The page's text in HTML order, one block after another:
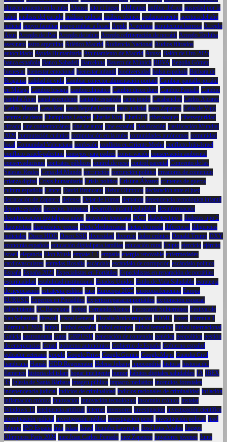
almacenamiento en la nube Alonso alto el fuego Alzheimer anfibio ibérico ansiedad por la
salud análisis del partido análisis judicial análisis técnico apalancamiento apertura del año
judicial apoyo familiar apoyo militar a Israel Apple Argentina arquitectura barroca Arreglo
Asus Arreglo de iPad Arreglo de tablet Arreglo refrigeración de portátil Arreglo Toshiba
asesinato astro argentino Atlético Madrid Audiencia Nacional Audios filtrados
autocuidado Ayuda Humanitaria Ayuntamiento de Madrid Ayuso Balón de Oro 2025
banca española Banco Sabadell Barcelona Bayern de Múnich BBVA Begoña Gómez
bienestar bienestar emocional bienestar infantil biodiversidad bolsa española Bárbara de
Braganza calidad de vida Cambiar conector alimentación portatil Cambiar pantalla portátil
en Málaga Cambio bisagra cambio climático Cambio disco duro Cambio Pantalla Cambio
pantalla Asus canal ascendente cantante española cante jondo Carabanchel Carlos Alcaraz
Carlos Mazón Casa Real caso Begoña Gómez caso judicial caso Zapatero Celta de Vigo
centros de datos Champions League Charlie Kirk ChatGPT ciberataques ciberseguridad
cifrado cine contemporáneo cine de autor cine español clasificación clasificación Mundial
2026 computación cuántica computación en la nube comunidades autónomas comunidad
local Comunidad Valenciana confesión conflicto en Oriente Medio conflicto Irán-Israel
conflicto israelí-palestino consejos para padres conservación conservación ambiental
conservadurismo contratos públicos control de peso control parental Convento de las
Salesas Reales Copa del Mundo corrupción corrupción política creadores de contenido
crianza digital Crisis humanitaria Crisis política Cristina Álvarez crímenes de guerra
cultura española Cáncer David Broncano Debut Olímpico declaración ante el juez
declaración de Zapatero defensa Dejar de Fumar demanda dependencia tecnológica infantil
deporte español derechos humanos desarrollo infantil saludable desinformación
desintoxicación digital para niños detección temprana DGT diabetes tipo 1 diabetes tipo 2
diagnóstico diagnóstico precoz Dieta Mediterránea dietas de moda diferencial diligencias
judiciales Disco HDD Disco SSD diversidad divorcio dolor crónico Donald Trump DXY
economía española educación digital para familias educación rural Egipto ejercicio ejército
israelí elegancia Elon Musk empate 1-1 empatía energía renovable enfermedades
cardiovasculares entradas Rosalía escándalo escándalo de corrupción escándalo político
España España 2025 Especialistas en Portátiles Especialistas en reparación de portátiles
espiritualidad estabilidad institucional Estados Unidos Estilo de Vida Saludable estrategia
de negociación estrategia política euro Eurocopa 2025 eurocopa femenina Europa
EURUSD Expertos en Portátliles Expertosreparacionportátiles exploración espacial
fallecimiento FC Barcelona Feijóo Fernando Alonso Ferrocarril Subterráneo Festival de
San Sebastián firewall Fiscal General Fiscalía Anticorrupción FOMC Forex Fórmula 1
Fórmula 1 2025 fútbol Fútbol español fútbol europeo fútbol femenino fútbol internacional
Galicia gastronomía Gaza GBPUSD generación de contenido genética geopolítica gestión
de emergencias Gmail gobierno autonómico Gobierno de España Gobierno español
goleador veterano google Google Drive Google Gemini Google Maps Guardia Civil
hambruna Hamás HDD Regenerator Helena Jubany hipocondría historia historia del
flamenco historia del islam hogar inteligente humor hábitos digitales saludables IA IBEX
35 Iglesia de Santa Bárbara imagen pública impacto mediático incendios forestales
independencia judicial indicios de criminalidad indicios racionales de criminalidad inflación
inflamación crónica innovación innovación tecnológica insomnio crónico instalar
Windows 11 inteligencia artificial Internet inversores investigación investigación científica
investigación judicial investigación médica investigación penal investigación policial Ipad
Iphone IPO España Irán islam Israel Jennifer Lawrence José Luis Ábalos Juegos
Olímpicos París 2024 juez Juan Carlos Peinado juez Zapatero jugadores jóvenes Junts